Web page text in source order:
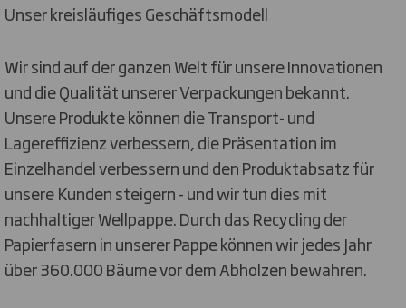
Unser kreisläufiges Geschäftsmodell
Wir sind auf der ganzen Welt für unsere Innovationen
und die Qualität unserer Verpackungen bekannt.
Unsere Produkte können die Transport- und
Lagereffizienz verbessern, die Präsentation im
Einzelhandel verbessern und den Produktabsatz für
unsere Kunden steigern - und wir tun dies mit
nachhaltiger Wellpappe. Durch das Recycling der
Papierfasern in unserer Pappe können wir jedes Jahr
über 360.000 Bäume vor dem Abholzen bewahren.